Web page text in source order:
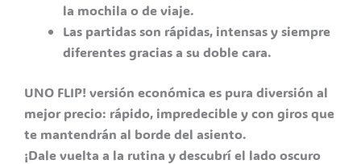
la mochila o de viaje.
Las partidas son rápidas, intensas y siempre
diferentes gracias a su doble cara.
UNO FLIP! versión económica es pura diversión al
mejor precio: rápido, impredecible y con giros que
te mantendrán al borde del asiento.
¡Dale vuelta a la rutina y descubrí el lado oscuro